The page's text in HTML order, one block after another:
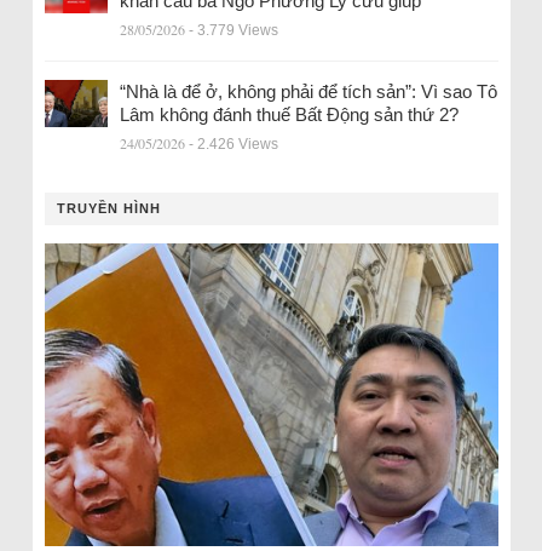
28/05/2026 - 3.779 Views
“Nhà là để ở, không phải để tích sản”: Vì sao Tô
Lâm không đánh thuế Bất Động sản thứ 2?
24/05/2026 - 2.426 Views
TRUYỀN HÌNH